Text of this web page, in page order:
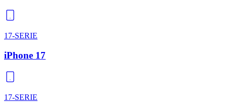
17-SERIE
iPhone 17
17-SERIE